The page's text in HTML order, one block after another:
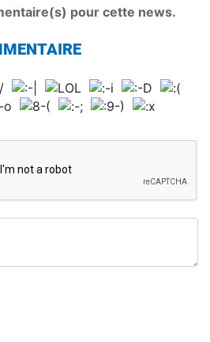
pour cette news.